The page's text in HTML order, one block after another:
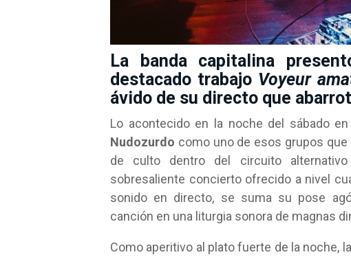
La banda capitalina
destacado trabajo Voyeur
ávido de su directo que
Lo acontecido en la noche del sábado
Nudozurdo como uno de esos grupos
de culto dentro del circuito
sobresaliente concierto ofrecido a nivel
sonido en directo, se suma su pose
canción en una liturgia sonora de magnas
Como aperitivo al plato fuerte de la noche,